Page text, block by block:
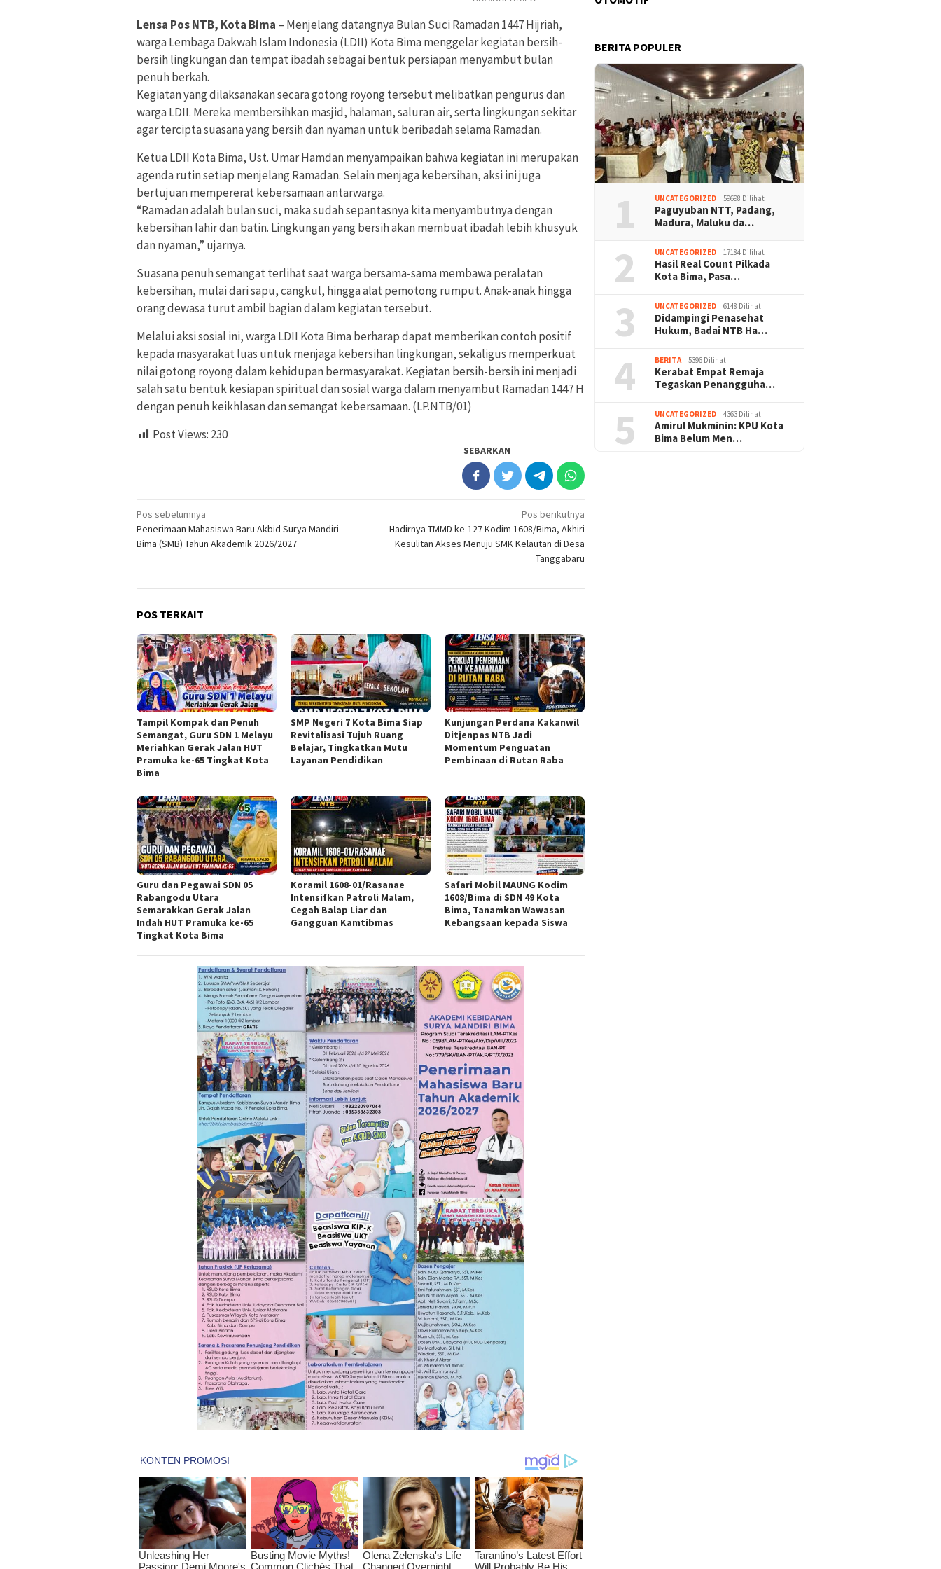
Lensa Pos NTB, Kota Bima – Menjelang datangnya Bulan Suci Ramadan 1447 Hijriah,
warga Lembaga Dakwah Islam Indonesia (LDII) Kota Bima menggelar kegiatan bersih-
bersih lingkungan dan tempat ibadah sebagai bentuk persiapan menyambut bulan
penuh berkah.
Kegiatan yang dilaksanakan secara gotong royong tersebut melibatkan pengurus dan
warga LDII. Mereka membersihkan masjid, halaman, saluran air, serta lingkungan sekitar
agar tercipta suasana yang bersih dan nyaman untuk beribadah selama Ramadan.
Ketua LDII Kota Bima, Ust. Umar Hamdan menyampaikan bahwa kegiatan ini merupakan
agenda rutin setiap menjelang Ramadan. Selain menjaga kebersihan, aksi ini juga
bertujuan mempererat kebersamaan antarwarga.
“Ramadan adalah bulan suci, maka sudah sepantasnya kita menyambutnya dengan
kebersihan lahir dan batin. Lingkungan yang bersih akan membuat ibadah lebih khusyuk
dan nyaman,” ujarnya.
Suasana penuh semangat terlihat saat warga bersama-sama membawa peralatan
kebersihan, mulai dari sapu, cangkul, hingga alat pemotong rumput. Anak-anak hingga
orang dewasa turut ambil bagian dalam kegiatan tersebut.
Melalui aksi sosial ini, warga LDII Kota Bima berharap dapat memberikan contoh positif
kepada masyarakat luas untuk menjaga kebersihan lingkungan, sekaligus memperkuat
nilai gotong royong dalam kehidupan bermasyarakat. Kegiatan bersih-bersih ini menjadi
salah satu bentuk kesiapan spiritual dan sosial warga dalam menyambut Ramadan 1447 H
dengan penuh keikhlasan dan semangat kebersamaan. (LP.NTB/01)
Post Views: 230
SEBARKAN
Navigasi
pos
Pos sebelumnya
Penerimaan Mahasiswa Baru Akbid Surya Mandiri
Bima (SMB) Tahun Akademik 2026/2027
Pos berikutnya
Hadirnya TMMD ke-127 Kodim 1608/Bima, Akhiri
Kesulitan Akses Menuju SMK Kelautan di Desa
Tanggabaru
POS TERKAIT
Tampil Kompak dan Penuh
Semangat, Guru SDN 1 Melayu
Meriahkan Gerak Jalan HUT
Pramuka ke-65 Tingkat Kota
Bima
SMP Negeri 7 Kota Bima Siap
Revitalisasi Tujuh Ruang
Belajar, Tingkatkan Mutu
Layanan Pendidikan
Kunjungan Perdana Kakanwil
Ditjenpas NTB Jadi
Momentum Penguatan
Pembinaan di Rutan Raba
Guru dan Pegawai SDN 05
Rabangodu Utara
Semarakkan Gerak Jalan
Indah HUT Pramuka ke-65
Tingkat Kota Bima
Koramil 1608-01/Rasanae
Intensifkan Patroli Malam,
Cegah Balap Liar dan
Gangguan Kamtibmas
Safari Mobil MAUNG Kodim
1608/Bima di SDN 49 Kota
Bima, Tanamkan Wawasan
Kebangsaan kepada Siswa
BERITA POPULER
1 UNCATEGORIZED 59698 Dilihat
Paguyuban NTT, Padang,
Madura, Maluku da…
2 UNCATEGORIZED 17184 Dilihat
Hasil Real Count Pilkada
Kota Bima, Pasa…
3 UNCATEGORIZED 6148 Dilihat
Didampingi Penasehat
Hukum, Badai NTB Ha…
4 BERITA 5396 Dilihat
Kerabat Empat Remaja
Tegaskan Penangguha…
5 UNCATEGORIZED 4363 Dilihat
Amirul Mukminin: KPU Kota
Bima Belum Men…